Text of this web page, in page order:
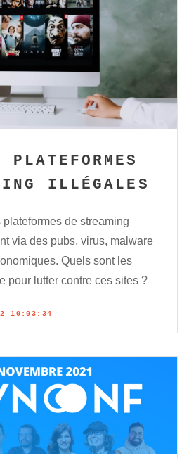
PLATEFORMES
ILLÉGALES
de streaming
via des pubs, virus, malware
Quels sont les
pour lutter contre ces sites ?
10:03:34